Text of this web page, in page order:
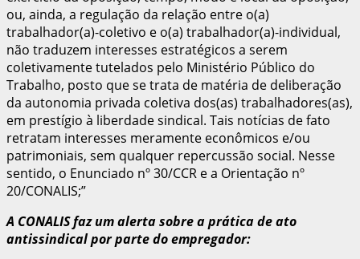
ou, ainda, a regulação da relação entre o(a)
trabalhador(a)-coletivo e o(a) trabalhador(a)-individual,
não traduzem interesses estratégicos a serem
coletivamente tutelados pelo Ministério Público do
Trabalho, posto que se trata de matéria de deliberação
da autonomia privada coletiva dos(as) trabalhadores(as),
em prestígio à liberdade sindical. Tais notícias de fato
retratam interesses meramente econômicos e/ou
patrimoniais, sem qualquer repercussão social. Nesse
sentido, o Enunciado nº 30/CCR e a Orientação nº
20/CONALIS;”
A CONALIS faz um alerta sobre a prática de ato
antissindical por parte do empregador: